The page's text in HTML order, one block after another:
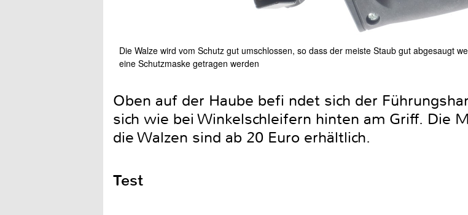
Die Walze wird vom Schutz gut umschlossen, so dass der meiste Staub gut abgesaugt
eine Schutzmaske getragen werden
Oben auf der Haube befi ndet sich der
sich wie bei Winkelschleifern hinten am Griff. Die
die Walzen sind ab 20 Euro erhältlich.
Test